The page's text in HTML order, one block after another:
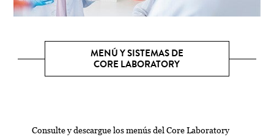
MENÚ Y SISTEMAS DE
CORE LABORATORY
Consulte y descargue los menús del Core Laboratory